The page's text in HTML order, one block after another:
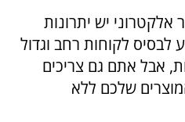
יש יתרונות
לבסיס לקוחות רחב וגדול
אבל אתם גם צריכים
שלכם ללא